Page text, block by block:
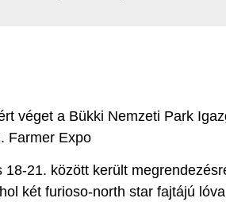
véget a Bükki Nemzeti Park
Farmer Expo
18-21. között került
két furioso-north star fajtájú